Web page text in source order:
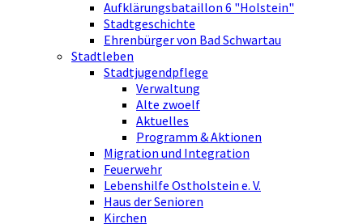
Aufklärungsbataillon 6 "Holstein"
Stadtgeschichte
Ehrenbürger von Bad Schwartau
Stadtleben
Stadtjugendpflege
Verwaltung
Alte zwoelf
Aktuelles
Programm & Aktionen
Migration und Integration
Feuerwehr
Lebenshilfe Ostholstein e. V.
Haus der Senioren
Kirchen